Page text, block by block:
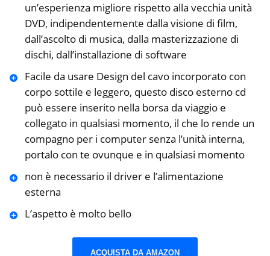
un’esperienza migliore rispetto alla vecchia unità
DVD, indipendentemente dalla visione di film,
dall’ascolto di musica, dalla masterizzazione di
dischi, dall’installazione di software
Facile da usare Design del cavo incorporato con
corpo sottile e leggero, questo disco esterno cd
può essere inserito nella borsa da viaggio e
collegato in qualsiasi momento, il che lo rende un
compagno per i computer senza l’unità interna,
portalo con te ovunque e in qualsiasi momento
non è necessario il driver e l’alimentazione
esterna
L’aspetto è molto bello
ACQUISTA DA AMAZON